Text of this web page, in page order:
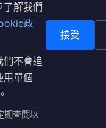
解我們
政
們不會追
用單個
期查閱以
接受